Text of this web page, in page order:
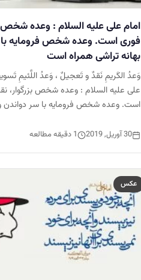
امام على عليه السلام : وعده شخص
فورى است. وعده شخص فرومايه
بهانه تراشى همراه است
وَعدُ الكَريمِ نَقدٌ و تَعجيلٌ ، وَعدُ اللَّئيمِ
على عليه السلام : وعده شخص بزرگوار،
است. وعده شخص فرومايه با سر دواندن
30 آوریل, 2019 1 دقیقه مطالعه
عکس